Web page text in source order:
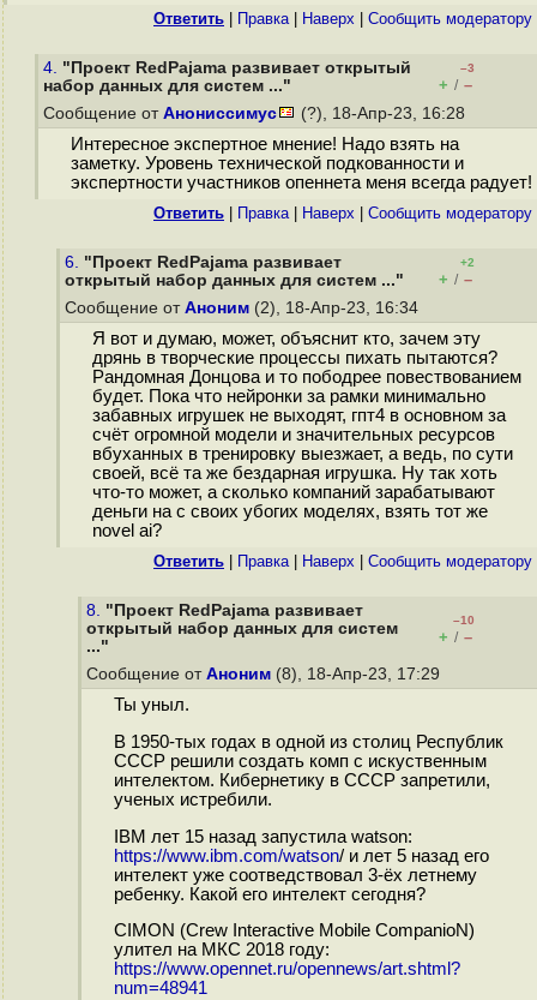
Ответить Правка| Наверх Cообщить модератору
4. "Проект RedPajama развивает открытый
набор данных для систем ..."
–3
+ / –
Сообщение от Анониссимус (?), 18-Апр-23, 16:28
Интересное экспертное мнение! Надо взять на
заметку. Уровень технической подкованности и
экспертности участников опеннета меня всегда радует!
Ответить Правка| Наверх Cообщить модератору
6. "Проект RedPajama развивает
открытый набор данных для систем ..."
+2
+ / –
Сообщение от Аноним (2), 18-Апр-23, 16:34
Я вот и думаю, может, объяснит кто, зачем эту
дрянь в творческие процессы пихать пытаются?
Рандомная Донцова и то пободрее повествованием
будет. Пока что нейронки за рамки минимально
забавных игрушек не выходят, гпт4 в основном за
счёт огромной модели и значительных ресурсов
вбуханных в тренировку выезжает, а ведь, по сути
своей, всё та же бездарная игрушка. Ну так хоть
что-то может, а сколько компаний зарабатывают
деньги на с своих убогих моделях, взять тот же
novel ai?
Ответить Правка| Наверх Cообщить модератору
8. "Проект RedPajama развивает
открытый набор данных для систем
..."
–10
+ / –
Сообщение от Аноним (8), 18-Апр-23, 17:29
Ты уныл.
В 1950-тых годах в одной из столиц Республик
СССР решили создать комп с искуственным
интелектом. Кибернетику в СССР запретили,
ученых истребили.
IBM лет 15 назад запустила watson:
https://www.ibm.com/watson/ и лет 5 назад его
интелект уже соотведствовал 3-ёх летнему
ребенку. Какой его интелект сегодня?
CIMON (Crew Interactive Mobile CompanioN)
улител на МКС 2018 году:
https://www.opennet.ru/opennews/art.shtml?
num=48941